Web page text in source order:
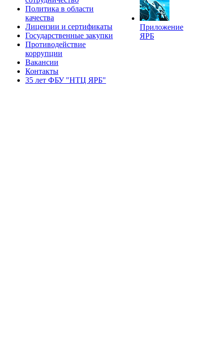
Политика в области
качества
Лицензии и сертификаты
Государственные закупки
Противодействие
коррупции
Вакансии
Контакты
35 лет ФБУ "НТЦ ЯРБ"
Приложение
ЯРБ